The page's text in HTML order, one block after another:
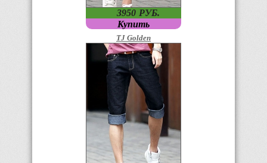
Купить
3950 PУБ.
TJ Golden